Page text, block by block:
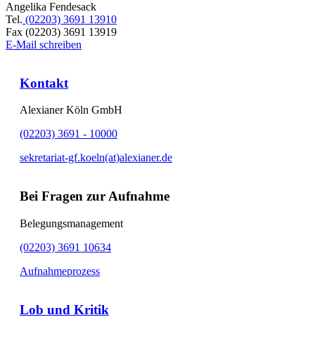
Angelika Fendesack
Tel. (02203) 3691 13910
Fax (02203) 3691 13919
E-Mail schreiben
Kontakt
Alexianer Köln GmbH
(02203) 3691 - 10000
sekretariat-gf.koeln(at)alexianer.de
Bei Fragen zur Aufnahme
Belegungsmanagement
(02203) 3691 10634
Aufnahmeprozess
Lob und Kritik